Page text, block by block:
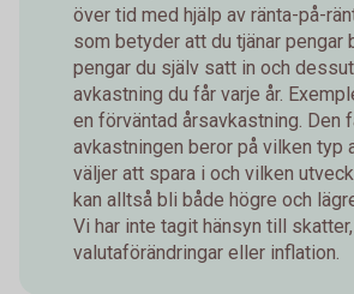
över tid med hjälp av ränta-på-
som betyder att du tjänar pengar
pengar du själv satt in och
avkastning du får varje år.
en förväntad årsavkastning. Den
avkastningen beror på vilken typ
väljer att spara i och vilken
kan alltså bli både högre och
Vi har inte tagit hänsyn till
valutaförändringar eller inflation.